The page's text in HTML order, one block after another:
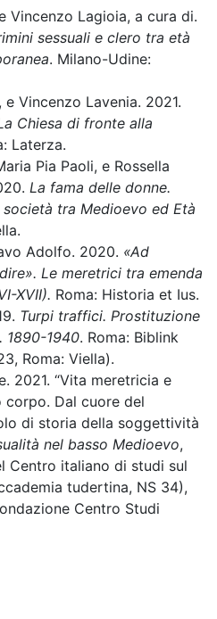
Vincenzo Lagioia, a cura di.
sessuali e clero tra età
. Milano-Udine:
e Vincenzo Lavenia. 2021.
Chiesa di fronte alla
Laterza.
Pia Paoli, e Rossella
La fama delle donne.
tra Medioevo ed Età
Adolfo. 2020. «Ad
Le meretrici tra emenda
XVII). Roma: Historia et Ius.
Turpi traffici. Prostituzione
1890-1940. Roma: Biblink
Roma: Viella).
2021. “Vita meretricia e
Dal cuore del
di storia della soggettività
nel basso Medioevo,
Centro italiano di studi sul
tudertina, NS 34),
Centro Studi